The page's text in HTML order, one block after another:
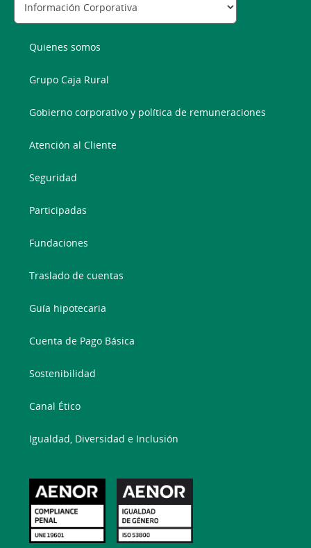
Quienes somos
Grupo Caja Rural
Gobierno corporativo y política de remuneraciones
Atención al Cliente
Seguridad
Participadas
Fundaciones
Traslado de cuentas
Guía hipotecaria
Cuenta de Pago Básica
Sostenibilidad
Canal Ético
Igualdad, Diversidad e Inclusión